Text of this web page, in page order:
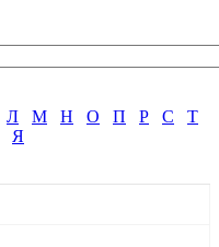
Л М Н О П Р С
Т
Я